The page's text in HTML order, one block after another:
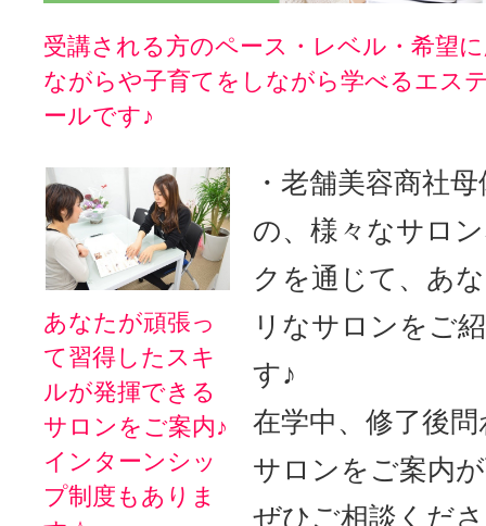
受講される方のペース・レベル・希望
ながらや子育てをしながら学べるエス
ールです♪
あなたが頑張っ
て習得したスキ
ルが発揮できる
サロンをご案内♪
インターンシッ
プ制度もありま
・老舗美容商社
の、様々なサロ
クを通じて、あ
リなサロンをご
す♪
在学中、修了後
サロンをご案内
ぜひご相談くだ